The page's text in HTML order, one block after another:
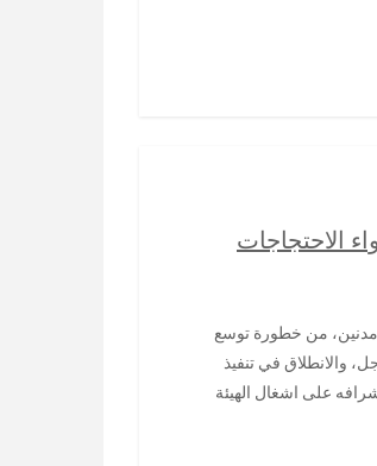
الاحتجاجات
والانطلاق في تنفيذ
على اشغال الهيئة